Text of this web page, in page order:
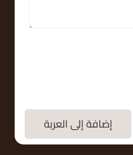
إضافة إلى العربة